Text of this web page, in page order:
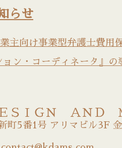
らせ
主向け事業型弁護士費用
ン・コーディネータ』の
ＳＩＧＮ ＡＮＤ
町5番1号 アリマビル3F